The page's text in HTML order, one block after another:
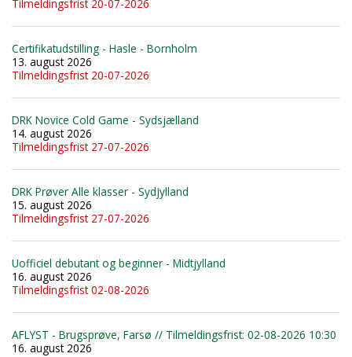
Tilmeldingsfrist 20-07-2026
Certifikatudstilling - Hasle - Bornholm
13. august 2026
Tilmeldingsfrist 20-07-2026
DRK Novice Cold Game - Sydsjælland
14. august 2026
Tilmeldingsfrist 27-07-2026
DRK Prøver Alle klasser - Sydjylland
15. august 2026
Tilmeldingsfrist 27-07-2026
Uofficiel debutant og beginner - Midtjylland
16. august 2026
Tilmeldingsfrist 02-08-2026
AFLYST - Brugsprøve, Farsø // Tilmeldingsfrist: 02-08-2026 10:30
16. august 2026